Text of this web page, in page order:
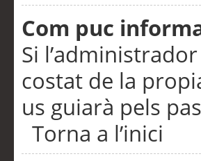
Com puc
Si
costat de la
us guiarà pels
Torna a l’inici